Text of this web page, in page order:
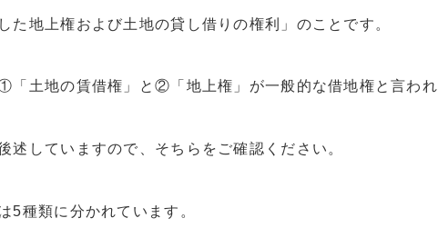
た地上権および土地の貸し借りの権利」のことです。
土地の賃借権」と②「地上権」が一般的な借地権と言われ
述していますので、そちらをご確認ください。
5種類に分かれています。